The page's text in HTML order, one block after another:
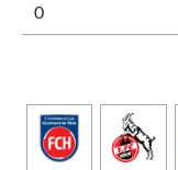
0